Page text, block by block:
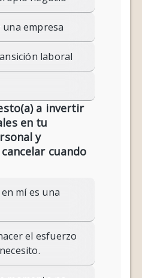
empresa
laboral
a invertir
en tu
y
cuando
mí es una
el esfuerzo